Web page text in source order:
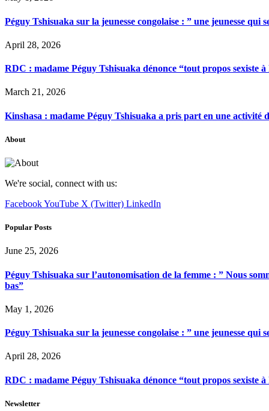
Péguy Tshisuaka sur la jeunesse congolaise : ” une jeunesse qui
April 28, 2026
RDC : madame Péguy Tshisuaka dénonce “tout propos sexiste
March 21, 2026
Kinshasa : madame Péguy Tshisuaka a pris part en une activité
About
We're social, connect with us:
FacebookYouTube X (Twitter) LinkedIn
Popular Posts
June 25, 2026
Péguy Tshisuaka sur l’autonomisation de la femme : ” Nous
bas”
May 1, 2026
Péguy Tshisuaka sur la jeunesse congolaise : ” une jeunesse qui
April 28, 2026
RDC : madame Péguy Tshisuaka dénonce “tout propos sexiste
Newsletter